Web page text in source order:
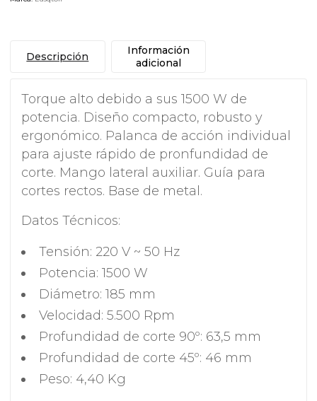
Descripción
Información
adicional
Torque alto debido a sus 1500 W de
potencia. Diseño compacto, robusto y
ergonómico. Palanca de acción individual
para ajuste rápido de pronfundidad de
corte. Mango lateral auxiliar. Guía para
cortes rectos. Base de metal.
Datos Técnicos:
Tensión: 220 V ~ 50 Hz
Potencia: 1500 W
Diámetro: 185 mm
Velocidad: 5.500 Rpm
Profundidad de corte 90º: 63,5 mm
Profundidad de corte 45º: 46 mm
Peso: 4,40 Kg